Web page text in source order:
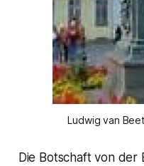
Ludwig van
Die Botschaft von